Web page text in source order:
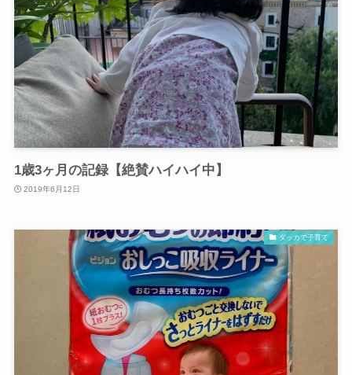
1歳3ヶ月の記録【絶賛ハイハイ中】
2019年6月12日
ダッカで子育て